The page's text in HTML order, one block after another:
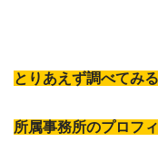
とりあえず調べてみる
所属事務所のプロフ